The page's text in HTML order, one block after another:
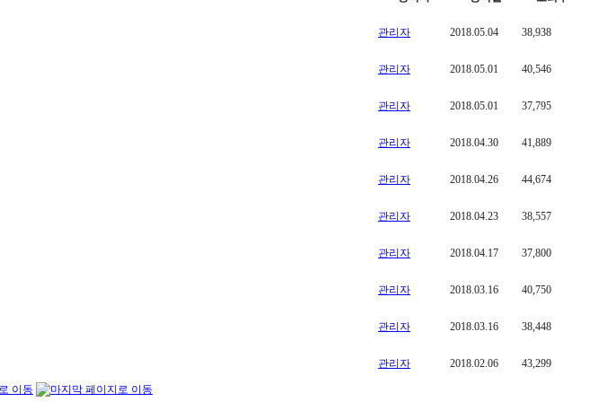
관리자 2018.05.04 38,938
관리자 2018.05.01 40,546
관리자 2018.05.01 37,795
관리자 2018.04.30 41,889
관리자 2018.04.26 44,674
관리자 2018.04.23 38,557
관리자 2018.04.17 37,800
관리자 2018.03.16 40,750
관리자 2018.03.16 38,448
관리자 2018.02.06 43,299